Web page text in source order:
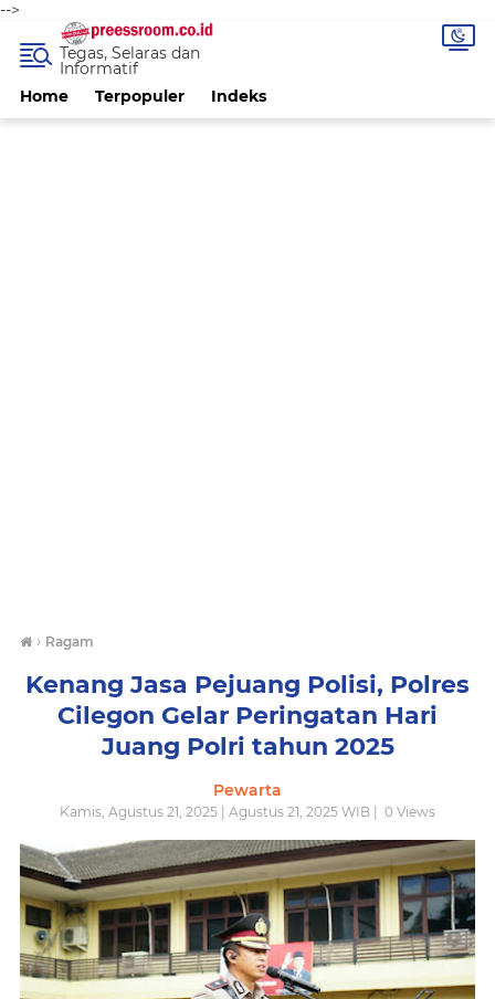
-->
Home Terpopuler Indeks
Tegas, Selaras dan
Informatif
› Ragam
Kenang Jasa Pejuang Polisi, Polres
Cilegon Gelar Peringatan Hari
Juang Polri tahun 2025
Pewarta
Kamis, Agustus 21, 2025 | Agustus 21, 2025 WIB | 0 Views